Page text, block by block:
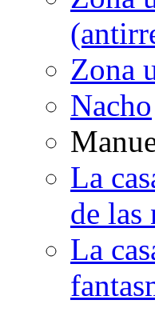
Zona
Nacho
La
de las
La